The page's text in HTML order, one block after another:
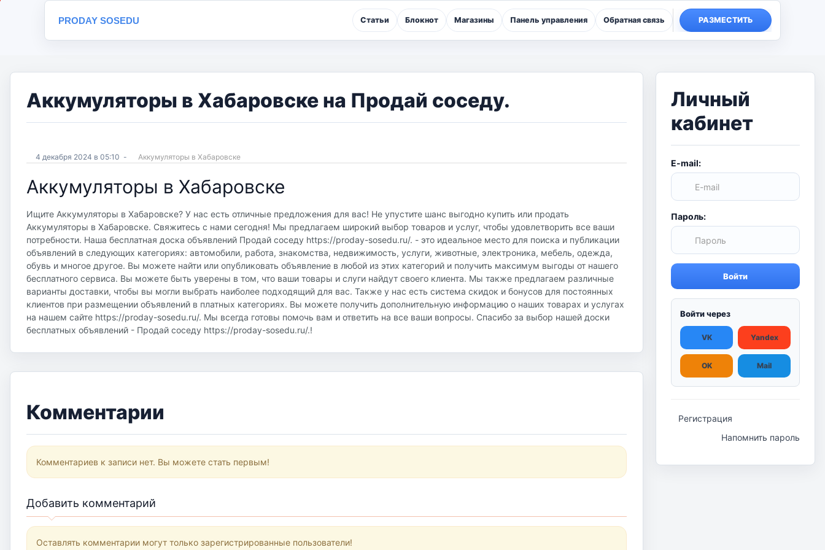
PRODAY SOSEDU Статьи Блокнот Магазины Панель управления Обратная связь РАЗМЕСТИТЬ
Аккумуляторы в Хабаровске на Продай соседу.
4 декабря 2024 в 05:10 - Аккумуляторы в Хабаровске
Аккумуляторы в Хабаровске
Ищите Аккумуляторы в Хабаровске? У нас есть отличные предложения для вас! Не упустите шанс выгодно купить или продать
Аккумуляторы в Хабаровске. Свяжитесь с нами сегодня! Мы предлагаем широкий выбор товаров и услуг, чтобы удовлетворить все ваши
потребности. Наша бесплатная доска объявлений Продай соседу https://proday-sosedu.ru/. - это идеальное место для поиска и публикации
объявлений в следующих категориях: автомобили, работа, знакомства, недвижимость, услуги, животные, электроника, мебель, одежда,
обувь и многое другое. Вы можете найти или опубликовать объявление в любой из этих категорий и получить максимум выгоды от нашего
бесплатного сервиса. Вы можете быть уверены в том, что ваши товары и слуги найдут своего клиента. Мы также предлагаем различные
варианты доставки, чтобы вы могли выбрать наиболее подходящий для вас. Также у нас есть система скидок и бонусов для постоянных
клиентов при размещении объявлений в платных категориях. Вы можете получить дополнительную информацию о наших товарах и услугах
на нашем сайте https://proday-sosedu.ru/. Мы всегда готовы помочь вам и ответить на все ваши вопросы. Спасибо за выбор нашей доски
бесплатных объявлений - Продай соседу https://proday-sosedu.ru/.!
Комментарии
Комментариев к записи нет. Вы можете стать первым!
Добавить комментарий
Оставлять комментарии могут только зарегистрированные пользователи!
Личный
кабинет
E-mail:
Пароль:
Войти
Войти через
VK Yandex
OK Mail
Регистрация
Напомнить пароль